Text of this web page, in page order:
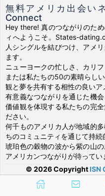
無料アメリカ出会い
Connect
Hey there! 真のつながりのた
ィへようこそ。States-
人シングルを結びつけ、アメ
ます。
ニューヨークの忙しさ、カリ
または私たちの50の素晴らし
観と夢を共有する相性の良いア
有意義なつながりを通じた機
価値観を体現する私たちの完
ださい。
何千ものアメリカ人が地域的
ちのコミュニティを通じて持続
琥珀色の穀物の波から紫の山
アメリカンつながりが待ってい
© 2026 Copyright ISN